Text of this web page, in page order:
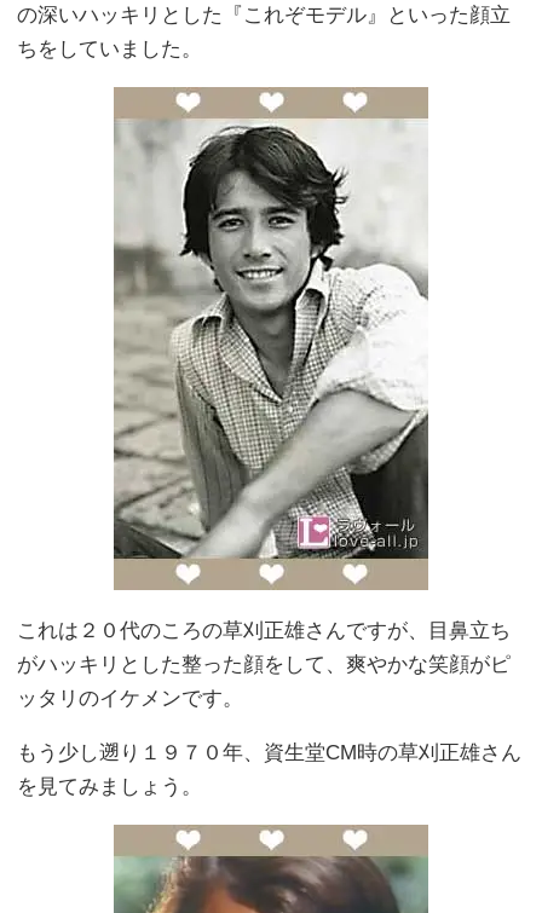
の深いハッキリとした『これぞモデル』といった顔立
ちをしていました。
これは２０代のころの草刈正雄さんですが、目鼻立ち
がハッキリとした整った顔をして、爽やかな笑顔がピ
ッタリのイケメンです。
もう少し遡り１９７０年、資生堂CM時の草刈正雄さん
を見てみましょう。